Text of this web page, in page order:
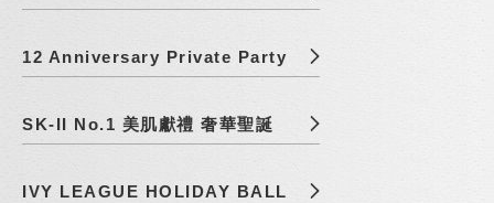
12 Anniversary Private Party
SK-II No.1 美肌獻禮 奢華聖誕
IVY LEAGUE HOLIDAY BALL